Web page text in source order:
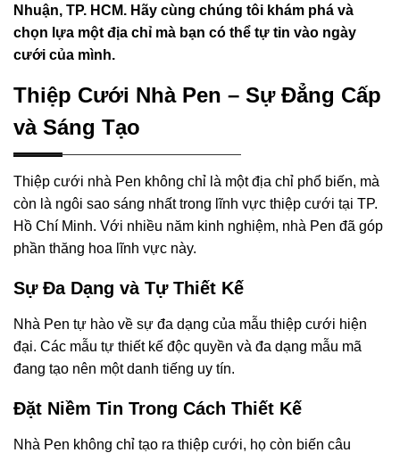
Nhuận, TP. HCM. Hãy cùng chúng tôi khám phá và
chọn lựa một địa chỉ mà bạn có thể tự tin vào ngày
cưới của mình.
Thiệp Cưới Nhà Pen – Sự Đẳng Cấp
và Sáng Tạo
Thiệp cưới nhà Pen không chỉ là một địa chỉ phổ biến, mà
còn là ngôi sao sáng nhất trong lĩnh vực thiệp cưới tại TP.
Hồ Chí Minh. Với nhiều năm kinh nghiệm, nhà Pen đã góp
phần thăng hoa lĩnh vực này.
Sự Đa Dạng và Tự Thiết Kế
Nhà Pen tự hào về sự đa dạng của mẫu thiệp cưới hiện
đại. Các mẫu tự thiết kế độc quyền và đa dạng mẫu mã
đang tạo nên một danh tiếng uy tín.
Đặt Niềm Tin Trong Cách Thiết Kế
Nhà Pen không chỉ tạo ra thiệp cưới, họ còn biến câu